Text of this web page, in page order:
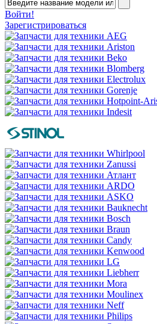
Войти!
Зарегистрироваться